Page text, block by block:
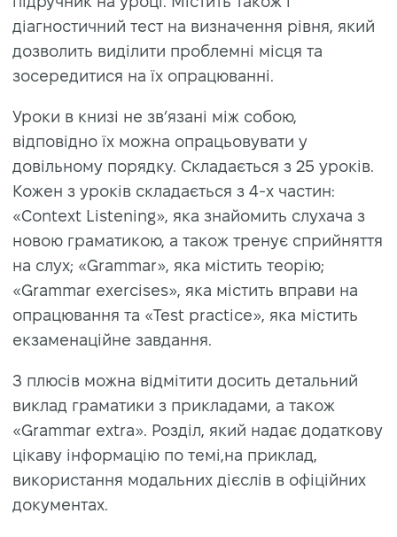
діагностичний тест на визначення рівня, який
дозволить виділити проблемні місця та
зосередитися на їх опрацюванні.
Уроки в книзі не зв’язані між собою,
відповідно їх можна опрацьовувати у
довільному порядку. Складається з 25 уроків.
Кожен з уроків складається з 4-х частин:
«Context Listening», яка знайомить слухача з
новою граматикою, а також тренує сприйняття
на слух; «Grammar», яка містить теорію;
«Grammar exercises», яка містить вправи на
опрацювання та «Test practice», яка містить
екзаменаційне завдання.
З плюсів можна відмітити досить детальний
виклад граматики з прикладами, а також
«Grammar extra». Розділ, який надає додаткову
цікаву інформацію по темі,на приклад,
використання модальних дієслів в офіційних
документах.